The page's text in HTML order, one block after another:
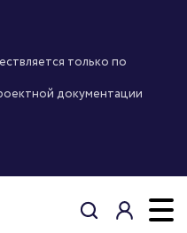
только по
документации